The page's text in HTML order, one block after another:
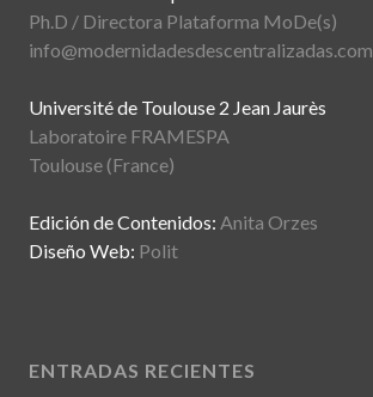
Ph.D / Directora Plataforma MoDe(s)
info@modernidadesdescentralizadas.com
Université de Toulouse 2 Jean Jaurès
Laboratoire FRAMESPA
Toulouse (France)
Edición de Contenidos: Anita Orzes
Diseño Web: Polit
ENTRADAS RECIENTES